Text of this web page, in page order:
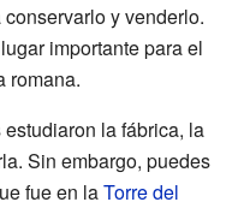
y venderlo.
importante para el
romana.
la fábrica, la
Sin embargo, puedes
fue en laTorre del